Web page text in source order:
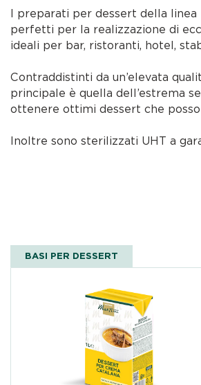
I preparati per dessert della linea
perfetti per la realizzazione di
ideali per bar, ristoranti, hotel,
Contraddistinti da un’elevata
principale è quella dell’estrema
ottenere ottimi dessert che
Inoltre sono sterilizzati UHT a
BASI PER DESSERT